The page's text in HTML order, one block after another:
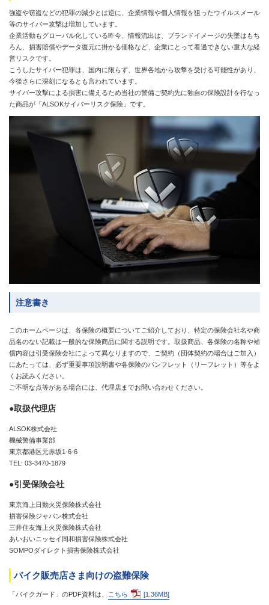
強盗や窃盗などの犯罪の減少とは逆に、企業情報や個人情報を狙ったウイルスメール
等のサイバー攻撃は増加しています。
企業活動もグローバル化している昨今、情報流出は、ブランドイメージの失墜はもち
ろん、損害賠償やデータ復元に掛かる価格など、企業にとって看過できない重大な経
営リスクです。
こうしたサイバー犯罪は、国内に限らず、世界各地から攻撃を受ける可能性があり、
今後さらに深刻になるとも言われています。
サイバー攻撃による損害に備えるため当社の警備ご契約先に独自の保険設計を行なっ
た商品が「ALSOKサイバーリスク保険」です。
注意書き
このホームページは、各保険の概要についてご紹介しており、特定の保険会社名や商
品名のない記載は一般的な保険商品に関する説明です。取扱商品、各保険の名称や補
償内容は引受保険会社によって異なりますので、ご契約（団体契約の場合はご加入）
にあたっては、必ず重要事項説明書や各保険のパンフレット（リーフレット）等をよ
くお読みください。
ご不明な点等がある場合には、代理店までお問い合わせください。
●取扱代理店
ALSOK株式会社
機械警備事業部
東京都港区元赤坂1-6-6
TEL: 03-3470-1879
●引受保険会社
東京海上日動火災保険株式会社
損害保険ジャパン株式会社
三井住友海上火災保険株式会社
あいおいニッセイ同和損害保険株式会社
SOMPOダイレクト損害保険株式会社
バイク販売店さま向けの盗難保険
「バイクガード」のPDF資料は、 こちら [1.36MB]